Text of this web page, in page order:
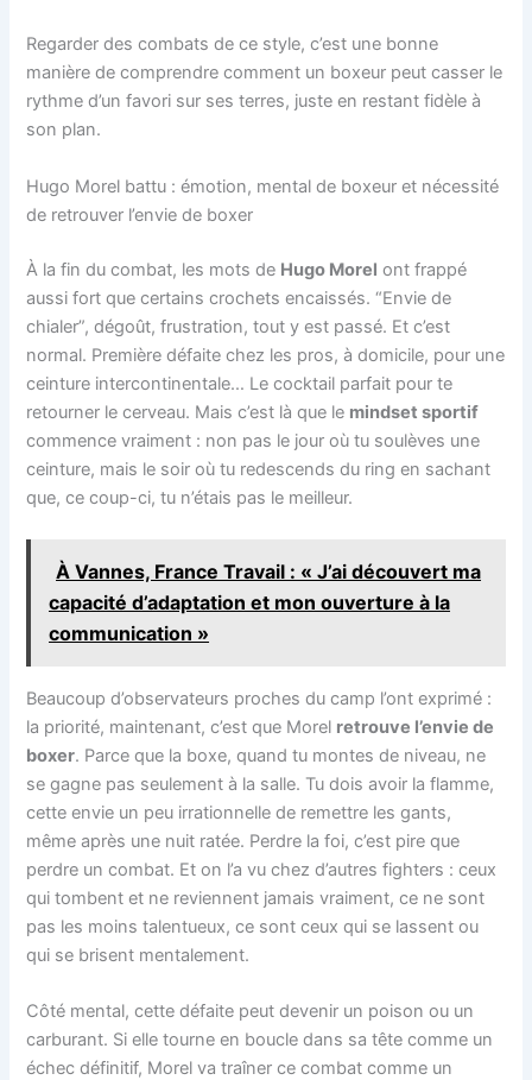
Regarder des combats de ce style, c’est une bonne
manière de comprendre comment un boxeur peut casser le
rythme d’un favori sur ses terres, juste en restant fidèle à
son plan.
Hugo Morel battu : émotion, mental de boxeur et nécessité
de retrouver l’envie de boxer
À la fin du combat, les mots de Hugo Morel ont frappé
aussi fort que certains crochets encaissés. “Envie de
chialer”, dégoût, frustration, tout y est passé. Et c’est
normal. Première défaite chez les pros, à domicile, pour une
ceinture intercontinentale… Le cocktail parfait pour te
retourner le cerveau. Mais c’est là que le mindset sportif
commence vraiment : non pas le jour où tu soulèves une
ceinture, mais le soir où tu redescends du ring en sachant
que, ce coup-ci, tu n’étais pas le meilleur.
À Vannes, France Travail : « J’ai découvert ma
capacité d’adaptation et mon ouverture à la
communication »
Beaucoup d’observateurs proches du camp l’ont exprimé :
la priorité, maintenant, c’est que Morel retrouve l’envie de
boxer. Parce que la boxe, quand tu montes de niveau, ne
se gagne pas seulement à la salle. Tu dois avoir la flamme,
cette envie un peu irrationnelle de remettre les gants,
même après une nuit ratée. Perdre la foi, c’est pire que
perdre un combat. Et on l’a vu chez d’autres fighters : ceux
qui tombent et ne reviennent jamais vraiment, ce ne sont
pas les moins talentueux, ce sont ceux qui se lassent ou
qui se brisent mentalement.
Côté mental, cette défaite peut devenir un poison ou un
carburant. Si elle tourne en boucle dans sa tête comme un
échec définitif, Morel va traîner ce combat comme un